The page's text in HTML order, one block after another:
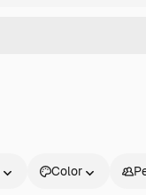
Color